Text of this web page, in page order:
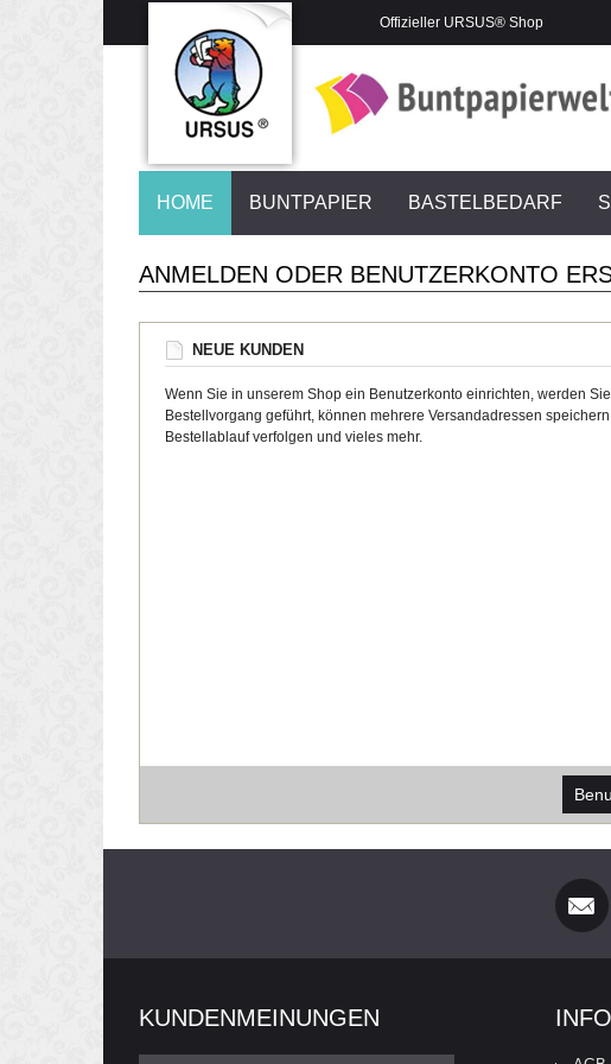
Offizieller URSUS® Shop
HOME BUNTPAPIER BASTELBEDARF
ANMELDEN ODER BENUTZERKONTO
NEUE KUNDEN
Wenn Sie in unserem Shop ein Benutzerkonto einrichten, werden
Bestellvorgang geführt, können mehrere Versandadressen
Bestellablauf verfolgen und vieles mehr.
KUNDENMEINUNGEN